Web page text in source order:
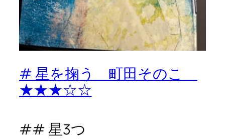
# 星を掬う 町田そのこ
★★★☆☆
## 星3つ